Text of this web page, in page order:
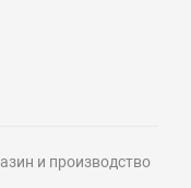
и производство